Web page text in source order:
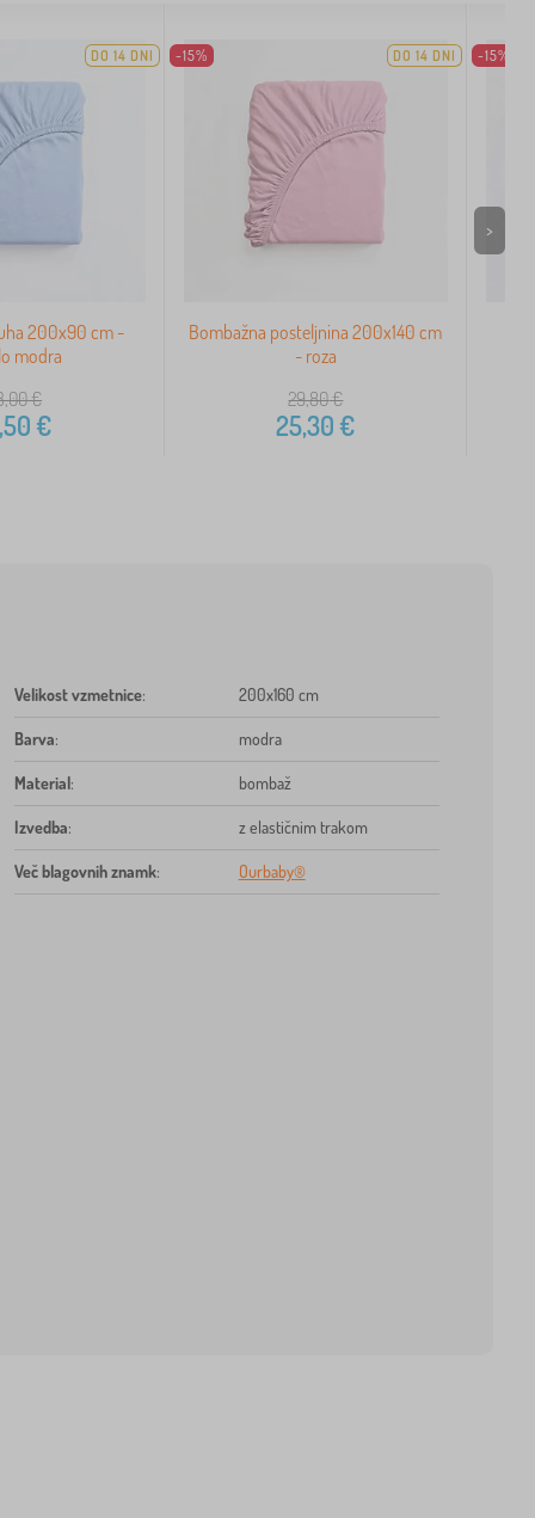
DO 14 DNI
200x90 cm -
modra
€
€
-15% DO 14 DNI
Bombažna posteljnina 200x140 cm
- roza
29,80€
25,30€
-15%
>
Velikost vzmetnice: 200x160 cm
Barva: modra
Material: bombaž
Izvedba: z elastičnim trakom
Več blagovnih znamk: Ourbaby®